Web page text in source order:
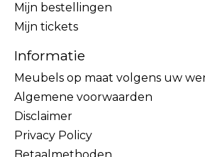
Mijn bestellingen
Mijn tickets
Informatie
Meubels op maat volgens uw
Algemene voorwaarden
Disclaimer
Privacy Policy
Betaalmethoden